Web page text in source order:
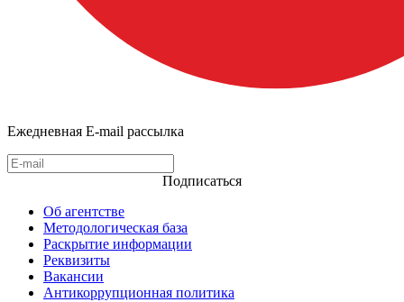
Ежедневная E-mail рассылка
Подписаться
Об агентстве
Методологическая база
Раскрытие информации
Реквизиты
Вакансии
Антикоррупционная политика